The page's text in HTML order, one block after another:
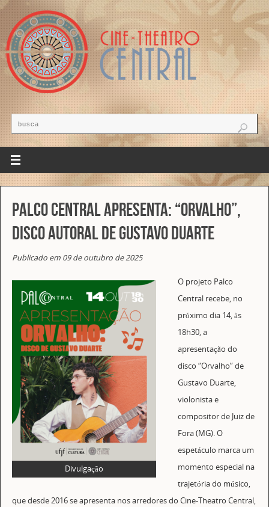
Palco Central apresenta: “Orvalho”,
disco autoral de Gustavo Duarte
Publicado em 09 de outubro de 2025
Divulgação
O projeto Palco
Central recebe, no
próximo dia 14, às
18h30, a
apresentação do
disco “Orvalho” de
Gustavo Duarte,
violonista e
compositor de Juiz de
Fora (MG). O
espetáculo marca um
momento especial na
trajetória do músico,
que desde 2016 se apresenta nos arredores do Cine-Theatro Central,